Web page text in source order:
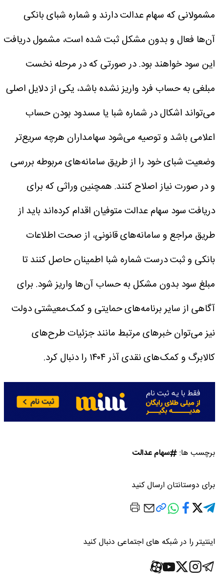
مشمولانی که سهام عدالت دارند و شماره شبای بانکی
آن‌ها فعال و بدون مشکل ثبت شده است، مشمول دریافت
این سود خواهند بود. در صورتی که در مرحله نخست
مبلغی به حساب فرد واریز نشده باشد، یکی از دلایل اصلی
می‌تواند اشکال در شماره شبا یا مسدود بودن حساب
اعلامی باشد و توصیه می‌شود سهامداران هرچه سریع‌تر
وضعیت شبای خود را از طریق سامانه‌های مربوطه بررسی
و در صورت نیاز اصلاح کنند. همچنین وراثی که برای
دریافت سود سهام عدالت متوفیان اقدام کرده‌اند باید از
طریق مراجع و سامانه‌های قانونی، از صحت اطلاعات
بانکی و ثبت درست شماره شبا اطمینان حاصل کنند تا
مبلغ سود بدون مشکل به حساب آن‌ها واریز شود. برای
آگاهی از سایر برنامه‌های حمایتی و کمک‌معیشتی دولت
نیز می‌توان خبرهای مرتبط مانند جزئیات طرح‌های
کالابرگ و کمک‌های نقدی آذر ۱۴۰۴ را دنبال کرد.
برچسب ها: سهام عدالت
برای دوستانتان ارسال کنید
اینتیتر را در شبکه های اجتماعی دنبال کنید